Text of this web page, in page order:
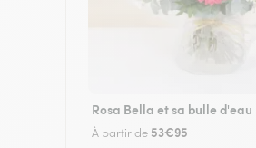
Rosa Bella et sa bulle d'eau
À partir de 53€95